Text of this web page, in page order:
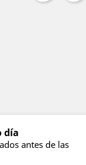
día
antes de las